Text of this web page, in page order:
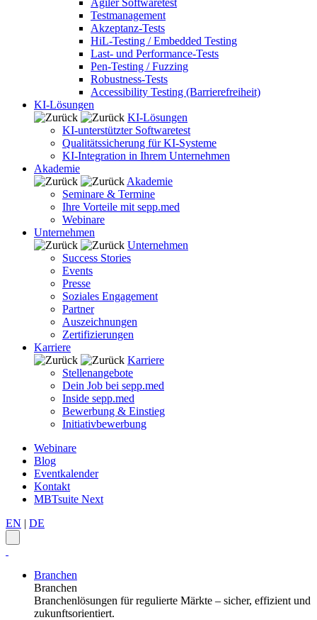
Agiler Softwaretest
Testmanagement
Akzeptanz-Tests
HiL-Testing / Embedded Testing
Last- und Performance-Tests
Pen-Testing / Fuzzing
Robustness-Tests
Accessibility Testing (Barrierefreiheit)
KI-Lösungen
KI-Lösungen
KI-unterstützter Softwaretest
Qualitätssicherung für KI-Systeme
KI-Integration in Ihrem Unternehmen
Akademie
Akademie
Seminare & Termine
Ihre Vorteile mit sepp.med
Webinare
Unternehmen
Unternehmen
Success Stories
Events
Presse
Soziales Engagement
Partner
Auszeichnungen
Zertifizierungen
Karriere
Karriere
Stellenangebote
Dein Job bei sepp.med
Inside sepp.med
Bewerbung & Einstieg
Initiativbewerbung
Webinare
Blog
Eventkalender
Kontakt
MBTsuite Next
EN | DE
Branchen
Branchen
Branchenlösungen für regulierte Märkte – sicher, effizient und
zukunftsorientiert.